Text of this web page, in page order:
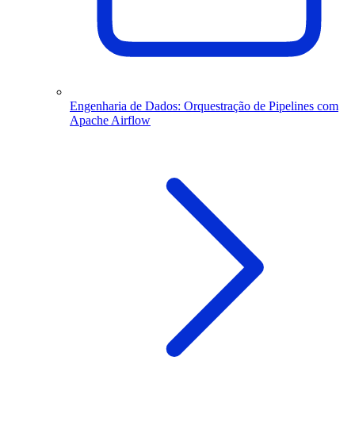
Engenharia de Dados: Orquestração de Pipelines com
Apache Airflow